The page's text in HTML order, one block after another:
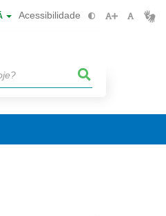
Acessibilidade